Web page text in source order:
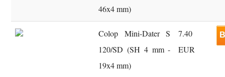
46x4 mm)
Colop Mini-Dater S
120/SD (SH 4 mm -
19x4 mm)
7.40
EUR